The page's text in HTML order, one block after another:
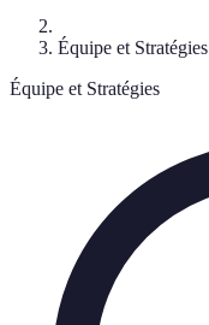
Équipe et Stratégies
Équipe et Stratégies